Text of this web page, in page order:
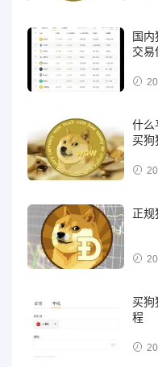
国
交易
什么
买狗
正规
买狗
程